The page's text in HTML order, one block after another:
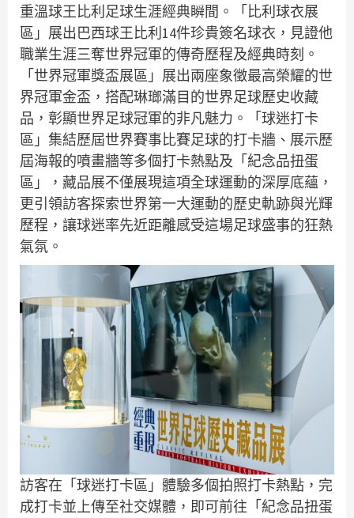
重溫球王比利足球生涯經典瞬間。「比利球衣展
區」展出巴西球王比利14件珍貴簽名球衣，見證他
職業生涯三奪世界冠軍的傳奇歷程及經典時刻。
「世界冠軍獎盃展區」展出兩座象徵最高榮耀的世
界冠軍金盃，搭配琳瑯滿目的世界足球歷史收藏
品，彰顯世界足球冠軍的非凡魅力。「球迷打卡
區」集結歷屆世界賽事比賽足球的打卡牆、展示歷
屆海報的噴畫牆等多個打卡熱點及「紀念品扭蛋
區」，藏品展不僅展現這項全球運動的深厚底蘊，
更引領訪客探索世界第一大運動的歷史軌跡與光輝
歷程，讓球迷率先近距離感受這場足球盛事的狂熱
氣氛。
訪客在「球迷打卡區」體驗多個拍照打卡熱點，完
成打卡並上傳至社交媒體，即可前往「紀念品扭蛋